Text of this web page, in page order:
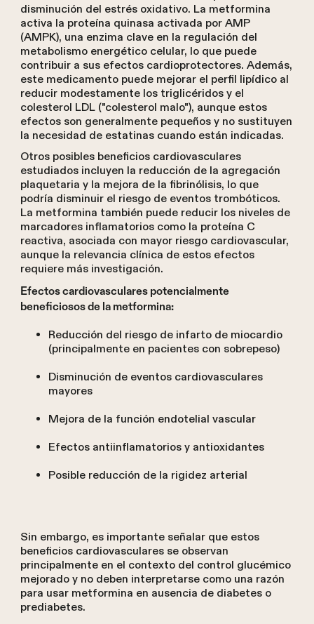
disminución del estrés oxidativo. La metformina
activa la proteína quinasa activada por AMP
(AMPK), una enzima clave en la regulación del
metabolismo energético celular, lo que puede
contribuir a sus efectos cardioprotectores. Además,
este medicamento puede mejorar el perfil lipídico al
reducir modestamente los triglicéridos y el
colesterol LDL ("colesterol malo"), aunque estos
efectos son generalmente pequeños y no sustituyen
la necesidad de estatinas cuando están indicadas.
Otros posibles beneficios cardiovasculares
estudiados incluyen la reducción de la agregación
plaquetaria y la mejora de la fibrinólisis, lo que
podría disminuir el riesgo de eventos trombóticos.
La metformina también puede reducir los niveles de
marcadores inflamatorios como la proteína C
reactiva, asociada con mayor riesgo cardiovascular,
aunque la relevancia clínica de estos efectos
requiere más investigación.
Efectos cardiovasculares potencialmente
beneficiosos de la metformina:
Reducción del riesgo de infarto de miocardio
(principalmente en pacientes con sobrepeso)
Disminución de eventos cardiovasculares
mayores
Mejora de la función endotelial vascular
Efectos antiinflamatorios y antioxidantes
Posible reducción de la rigidez arterial
Sin embargo, es importante señalar que estos
beneficios cardiovasculares se observan
principalmente en el contexto del control glucémico
mejorado y no deben interpretarse como una razón
para usar metformina en ausencia de diabetes o
prediabetes.